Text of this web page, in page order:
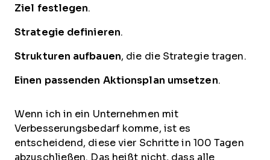
Ziel festlegen.
Strategie definieren.
Strukturen aufbauen, die die Strategie tragen.
Einen passenden Aktionsplan umsetzen.
Wenn ich in ein Unternehmen mit
Verbesserungsbedarf komme, ist es
entscheidend, diese vier Schritte in 100 Tagen
abzuschließen. Das heißt nicht, dass alle